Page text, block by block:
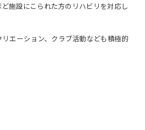
施設にこられた方のリハビリを対応し
エーション、クラブ活動なども積極的